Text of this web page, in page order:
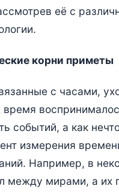
её с
корни приметы
с часами,
время
событий, а как
измерения
Например, в
между мирами, а их